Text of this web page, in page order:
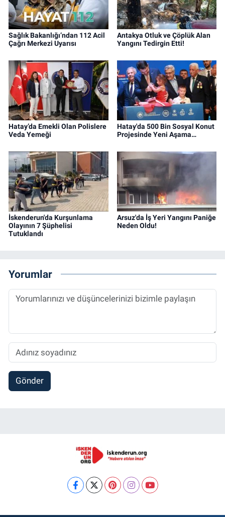
Sağlık Bakanlığı’ndan 112 Acil
Çağrı Merkezi Uyarısı
Antakya Otluk ve Çöplük Alan
Yangını Tedirgin Etti!
Hatay’da Emekli Olan Polislere
Veda Yemeği
Hatay'da 500 Bin Sosyal Konut
Projesinde Yeni Aşama…
İskenderun'da Kurşunlama
Olayının 7 Şüphelisi
Tutuklandı
Arsuz'da İş Yeri Yangını Paniğe
Neden Oldu!
Yorumlar
Gönder